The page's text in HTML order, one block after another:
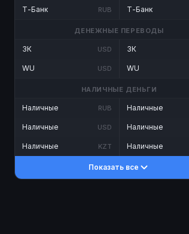
Т-Банк RUB Т-Банк
ДЕНЕЖНЫЕ ПЕРЕВОДЫ
ЗК USD
WU USD
ЗК
WU
НАЛИЧНЫЕ ДЕНЬГИ
Наличные RUB
Наличные USD
Наличные KZT
Наличные
Наличные
Наличные
Показать все